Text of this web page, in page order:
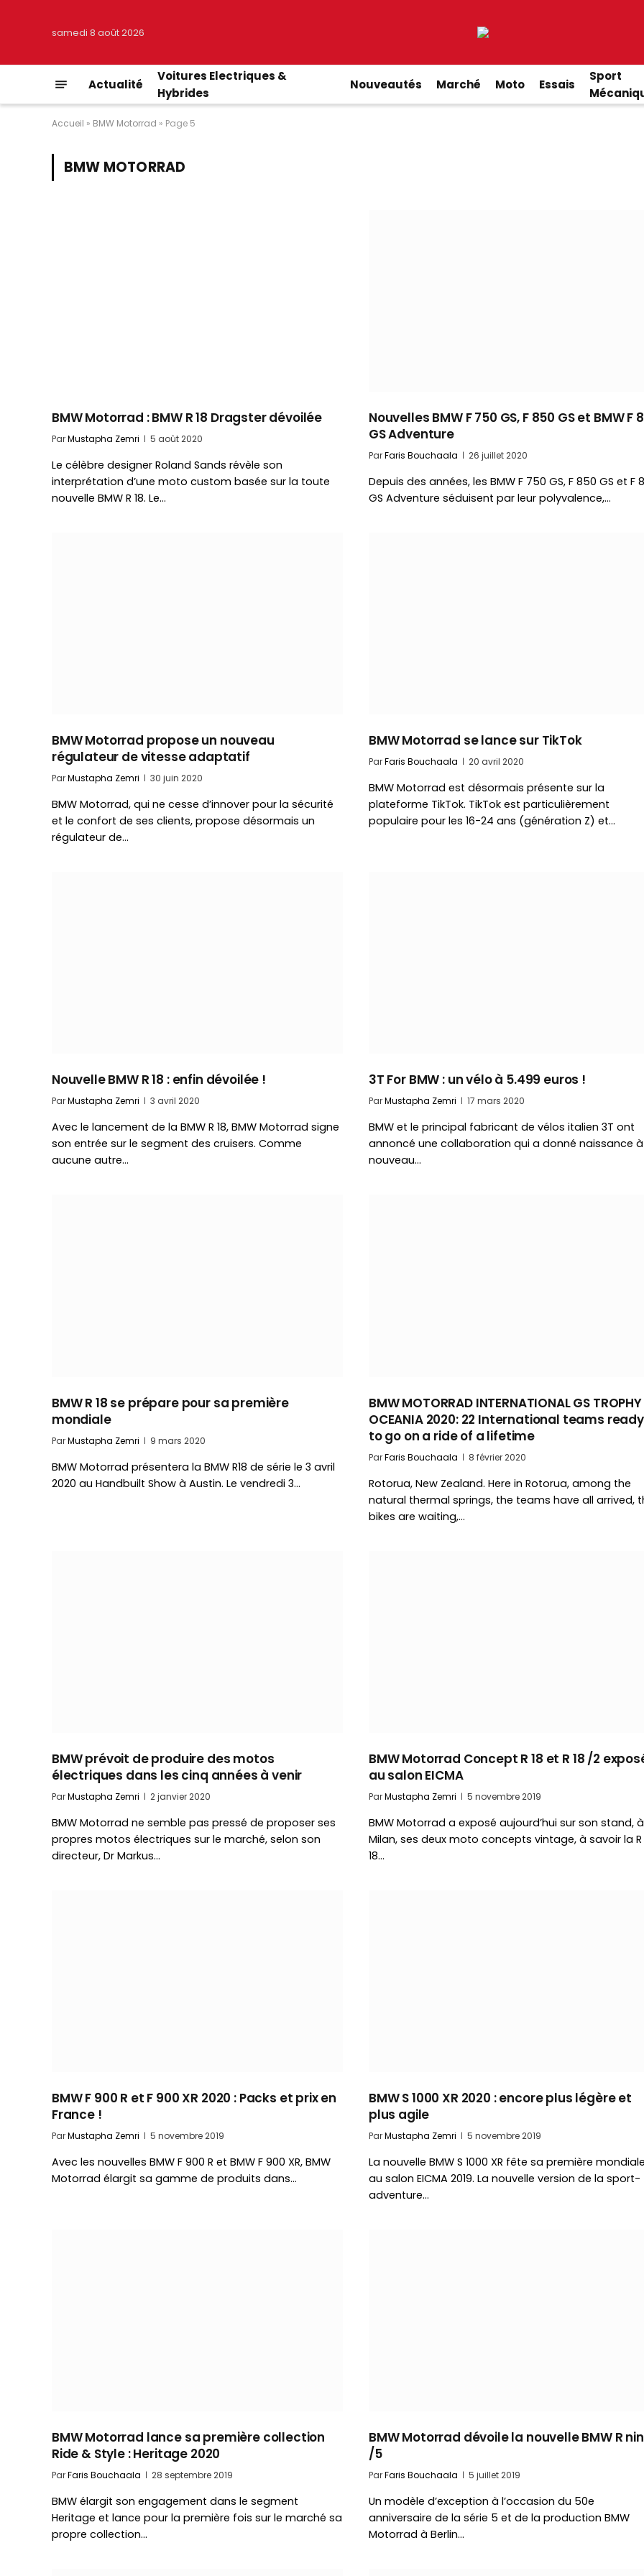
samedi 8 août 2026
Actualité
Voitures Electriques &
Hybrides
Nouveautés Marché Moto Essais
Sport
Accueil » BMW Motorrad » Page 5
BMW MOTORRAD
BMW Motorrad : BMW R 18 Dragster dévoilée
ParMustapha Zemri 5 août 2020
Le célèbre designer Roland Sands révèle son
interprétation d’une moto custom basée sur la toute
nouvelle BMW R 18. Le…
Nouvelles BMW F 750 GS, F 850 GS et BMW F
GS Adventure
ParFaris Bouchaala 26 juillet 2020
Depuis des années, les BMW F 750 GS, F 850 GS et F
GS Adventure séduisent par leur polyvalence,…
BMW Motorrad propose un nouveau
régulateur de vitesse adaptatif
ParMustapha Zemri 30 juin 2020
BMW Motorrad, qui ne cesse d’innover pour la sécurité
et le confort de ses clients, propose désormais un
régulateur de…
BMW Motorrad se lance sur TikTok
ParFaris Bouchaala 20 avril 2020
BMW Motorrad est désormais présente sur la
plateforme TikTok. TikTok est particulièrement
populaire pour les 16-24 ans (génération Z) et…
Nouvelle BMW R 18 : enfin dévoilée !
ParMustapha Zemri 3 avril 2020
Avec le lancement de la BMW R 18, BMW Motorrad signe
son entrée sur le segment des cruisers. Comme
aucune autre…
3T For BMW : un vélo à 5.499 euros !
ParMustapha Zemri 17 mars 2020
BMW et le principal fabricant de vélos italien 3T ont
annoncé une collaboration qui a donné naissance
nouveau…
BMW R 18 se prépare pour sa première
mondiale
ParMustapha Zemri 9 mars 2020
BMW Motorrad présentera la BMW R18 de série le 3 avril
2020 au Handbuilt Show à Austin. Le vendredi 3…
BMW MOTORRAD INTERNATIONAL GS TROPHY
OCEANIA 2020: 22 International teams ready
to go on a ride of a lifetime
ParFaris Bouchaala 8 février 2020
Rotorua, New Zealand. Here in Rotorua, among the
natural thermal springs, the teams have all arrived,
bikes are waiting,…
BMW prévoit de produire des motos
électriques dans les cinq années à venir
ParMustapha Zemri 2 janvier 2020
BMW Motorrad ne semble pas pressé de proposer ses
propres motos électriques sur le marché, selon son
directeur, Dr Markus…
BMW Motorrad Concept R 18 et R 18 /2
au salon EICMA
ParMustapha Zemri 5 novembre 2019
BMW Motorrad a exposé aujourd’hui sur son stand, à
Milan, ses deux moto concepts vintage, à savoir la R
18…
BMW F 900 R et F 900 XR 2020 : Packs et prix en
France !
ParMustapha Zemri 5 novembre 2019
Avec les nouvelles BMW F 900 R et BMW F 900 XR, BMW
Motorrad élargit sa gamme de produits dans…
BMW S 1000 XR 2020 : encore plus légère et
plus agile
ParMustapha Zemri 5 novembre 2019
La nouvelle BMW S 1000 XR fête sa première
au salon EICMA 2019. La nouvelle version de la sport-
adventure…
BMW Motorrad lance sa première collection
Ride & Style : Heritage 2020
ParFaris Bouchaala 28 septembre 2019
BMW élargit son engagement dans le segment
Heritage et lance pour la première fois sur le marché sa
propre collection…
BMW Motorrad dévoile la nouvelle BMW R
/5
ParFaris Bouchaala 5 juillet 2019
Un modèle d’exception à l’occasion du 50e
anniversaire de la série 5 et de la production BMW
Motorrad à Berlin…